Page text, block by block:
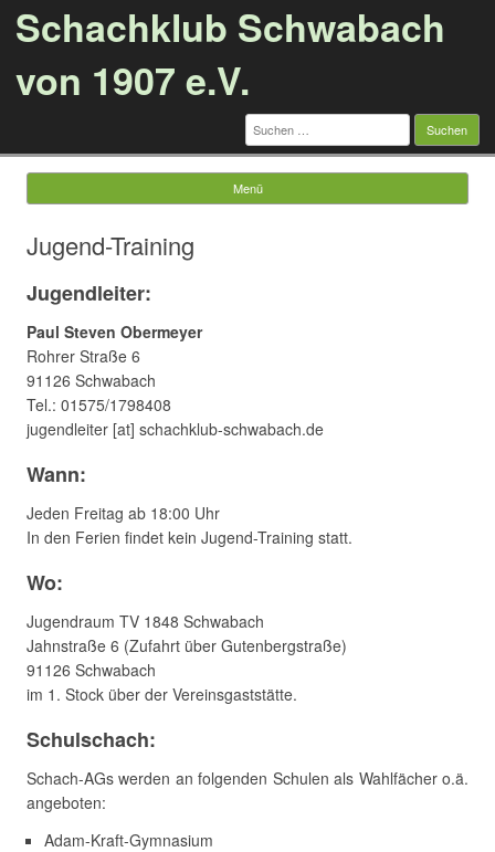
Schachklub Schwabach
von 1907 e.V.
Suchen
nach:
Menü
Jugend-Training
Jugendleiter:
Paul Steven Obermeyer
Rohrer Straße 6
91126 Schwabach
Tel.: 01575/1798408
jugendleiter [at] schachklub-schwabach.de
Wann:
Jeden Freitag ab 18:00 Uhr
In den Ferien findet kein Jugend-Training statt.
Wo:
Jugendraum TV 1848 Schwabach
Jahnstraße 6 (Zufahrt über Gutenbergstraße)
91126 Schwabach
im 1. Stock über der Vereinsgaststätte.
Schulschach:
Schach-AGs werden an folgenden Schulen als Wahlfächer o.ä.
angeboten:
Adam-Kraft-Gymnasium